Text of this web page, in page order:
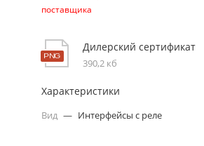
поставщика
Дилерский сертификат
390,2 кб
Характеристики
Вид — Интерфейсы с реле